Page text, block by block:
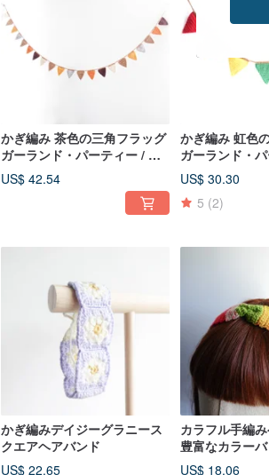
かぎ編み 茶色の三角フラッグ
ガーランド・パーティー / ア
ウトドア / キャンプ / ピクニ
ック / 誕生日 / インテリア
US$ 42.54
かぎ編み 虹色
ガーランド・
ウトドア / キャ
ック / 誕生日 /
US$ 30.30
5 (2)
かぎ編みデイジーグラニース
クエアヘアバンド
US$ 22.65
カラフル手編
豊富なカラー
US$ 18.06